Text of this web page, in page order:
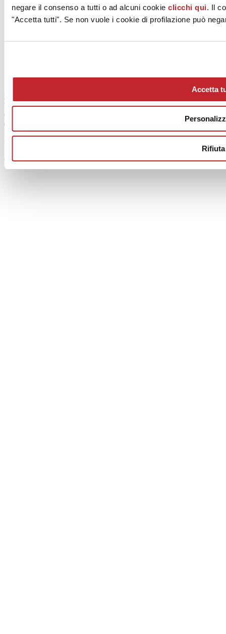
negare il consenso a tutti o ad alcuni cookie clicchi qui. Il
"Accetta tutti". Se non vuole i cookie di profilazione può
Accetta
Rifiuta
Mog 231/01
Colophon
Edi.Cer S.p.a. Società unipersonale
Viale Monte Santo, 40 - 41049 Sassuolo (MO) - Italy
Capitale Sociale: 2.500.000 euro - Codice fiscale e P.IVA
00853700367
Iscrizione al Registro delle Imprese: REA Modena 189678
tel. +39 0536 804585 - fax +39 0536 806510
© Ceramica.info, All Rights Reserved.